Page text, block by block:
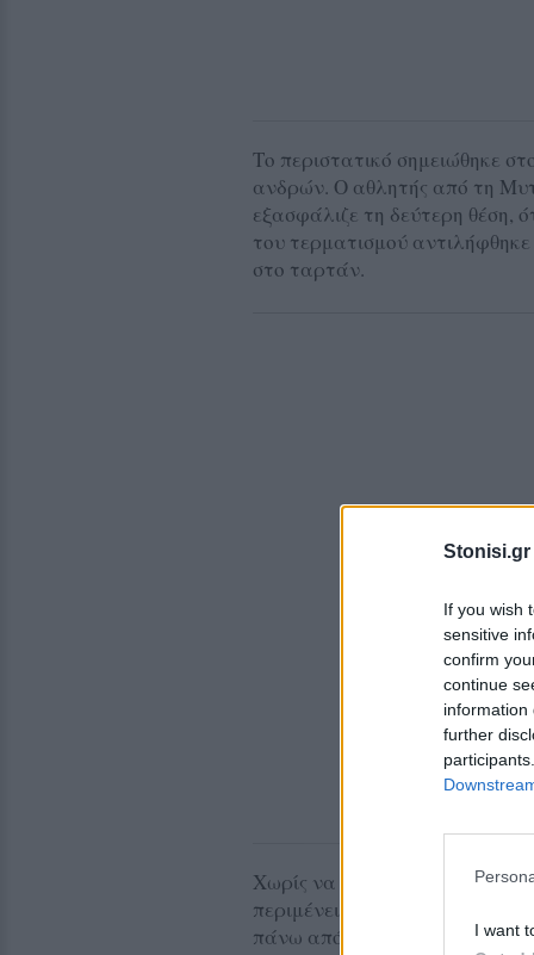
Stonisi.gr
If you wish
sensitive
confirm
continue
information
further
I want
Το περιστατικό σημειώθηκε
ανδρών. Ο αθλητής από τη
εξασφάλιζε τη δεύτερη θέση,
του τερματισμού
στο ταρτάν.
Χωρίς να διστάσει, επέλεξε
περιμένει τον αθλητή να
πάνω από τη διεκδίκηση ενός